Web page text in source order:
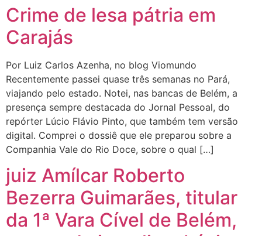
Crime de lesa pátria em
Carajás
Por Luiz Carlos Azenha, no blog Viomundo
Recentemente passei quase três semanas no Pará,
viajando pelo estado. Notei, nas bancas de Belém, a
presença sempre destacada do Jornal Pessoal, do
repórter Lúcio Flávio Pinto, que também tem versão
digital. Comprei o dossiê que ele preparou sobre a
Companhia Vale do Rio Doce, sobre o qual […]
juiz Amílcar Roberto
Bezerra Guimarães, titular
da 1ª Vara Cível de Belém,